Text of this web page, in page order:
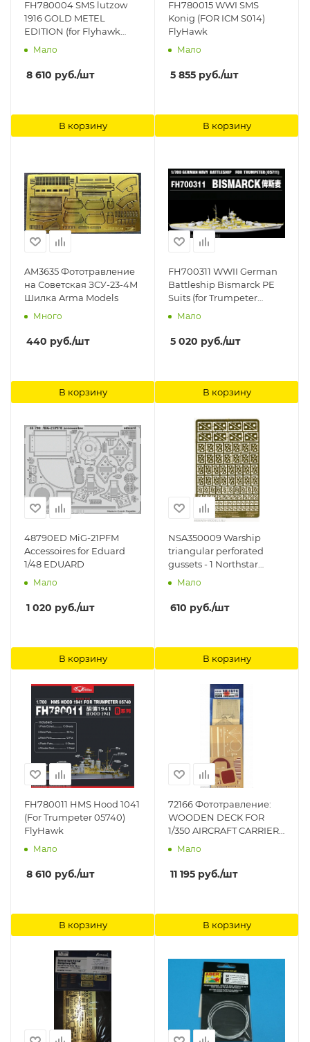
FH780004 SMS lutzow
1916 GOLD METEL
EDITION (for Flyhawk
1301) FlyHawk
Мало
8 610 руб./шт
В корзину
FH780015 WWI SMS
Konig (FOR ICM S014)
FlyHawk
Мало
5 855 руб./шт
В корзину
AM3635 Фототравление
на Советская ЗСУ-23-4М
Шилка Arma Models
Много
440 руб./шт
В корзину
FH700311 WWII German
Battleship Bismarck PE
Suits (for Trumpeter
05711) FlyHawk
Мало
5 020 руб./шт
В корзину
48790ED MiG-21PFM
Accessoires for Eduard
1/48 EDUARD
Мало
1 020 руб./шт
В корзину
NSA350009 Warship
triangular perforated
gussets - 1 Northstar
Models
Мало
610 руб./шт
В корзину
FH780011 HMS Hood 1041
(For Trumpeter 05740)
FlyHawk
Мало
8 610 руб./шт
В корзину
72166 Фототравление:
WOODEN DECK FOR
1/350 AIRCRAFT CARRIER
JUNYO Hasegawa
Мало
11 195 руб./шт
В корзину